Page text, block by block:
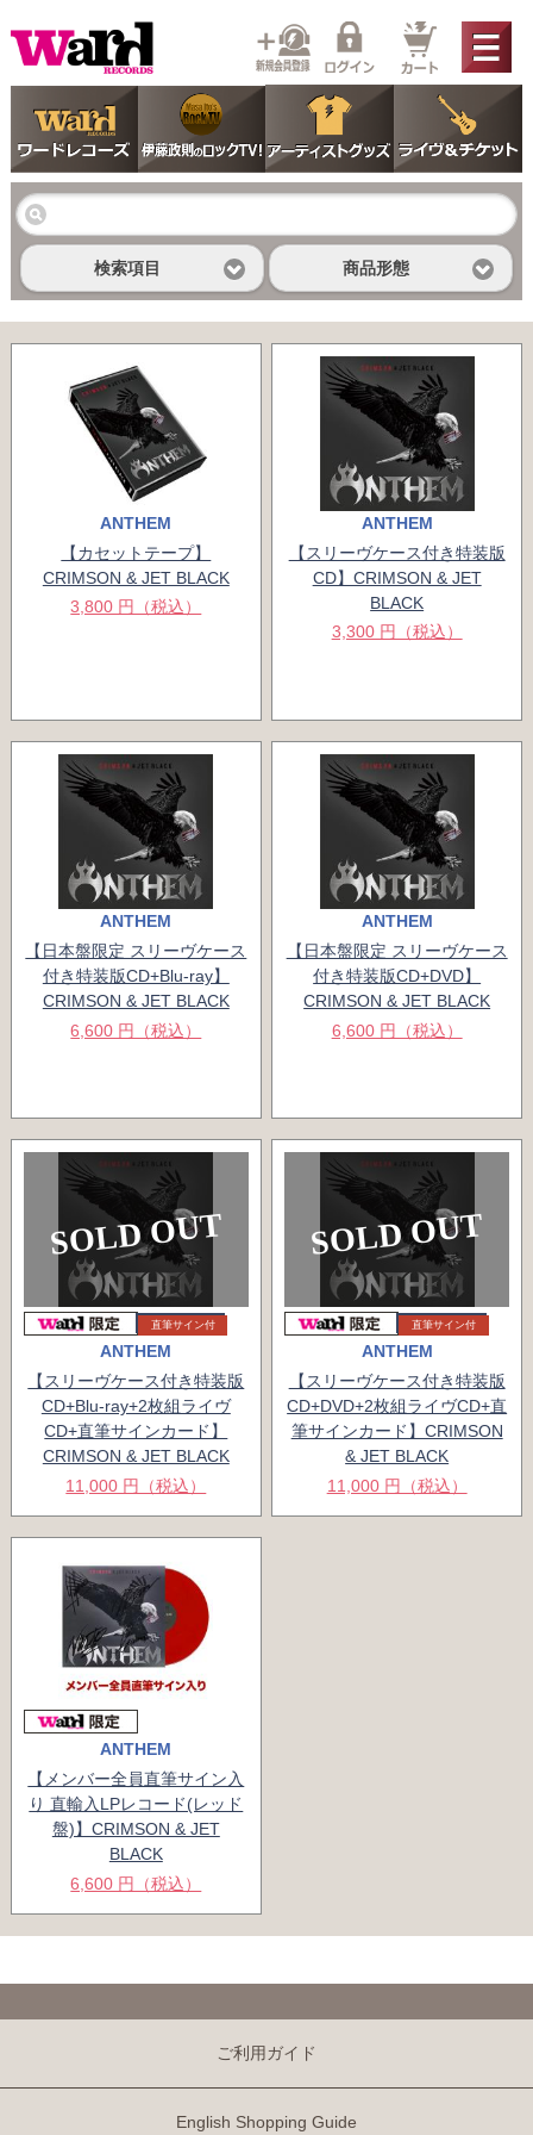
検索項目 商品形態
ANTHEM
【カセットテープ】
CRIMSON & JET BLACK
3,800 円（税込）
ANTHEM
【スリーヴケース付き特装版
CD】CRIMSON & JET
BLACK
3,300 円（税込）
ANTHEM
【日本盤限定 スリーヴケース
付き特装版CD+Blu-ray】
CRIMSON & JET BLACK
6,600 円（税込）
ANTHEM
【日本盤限定 スリーヴケース
付き特装版CD+DVD】
CRIMSON & JET BLACK
6,600 円（税込）
SOLD OUT
直筆サイン付
ANTHEM
【スリーヴケース付き特装版
CD+Blu-ray+2枚組ライヴ
CD+直筆サインカード】
CRIMSON & JET BLACK
11,000 円（税込）
SOLD OUT
直筆サイン付
ANTHEM
【スリーヴケース付き特装版
CD+DVD+2枚組ライヴCD+直
筆サインカード】CRIMSON
& JET BLACK
11,000 円（税込）
ANTHEM
【メンバー全員直筆サイン入
り 直輸入LPレコード(レッド
盤)】CRIMSON & JET
BLACK
6,600 円（税込）
ご利用ガイド
English Shopping Guide